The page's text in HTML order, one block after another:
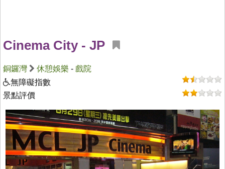
Cinema City - JP
銅鑼灣 休憩娛樂 - 戲院
無障礙指數
景點評價